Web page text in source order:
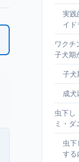
実践
イド
ワクチ
子犬期
子犬
成犬
虫下し
ミ・ダ
虫下
する